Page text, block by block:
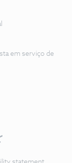
em serviço de